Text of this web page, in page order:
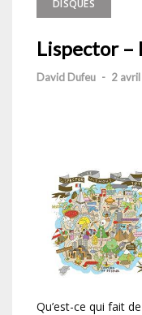
DISQUES
Lispector
David Dufeu - 2
Qu’est-ce qui fait